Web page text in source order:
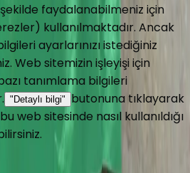
faydalanabilmeniz için
kullanılmaktadır. Ancak
ayarlarınızı istediğiniz
Web sitemizin işleyişi için
tanımlama bilgileri
"Detaylı bilgi"
butonuna tıklayarak
web sitesinde nasıl kullanıldığı